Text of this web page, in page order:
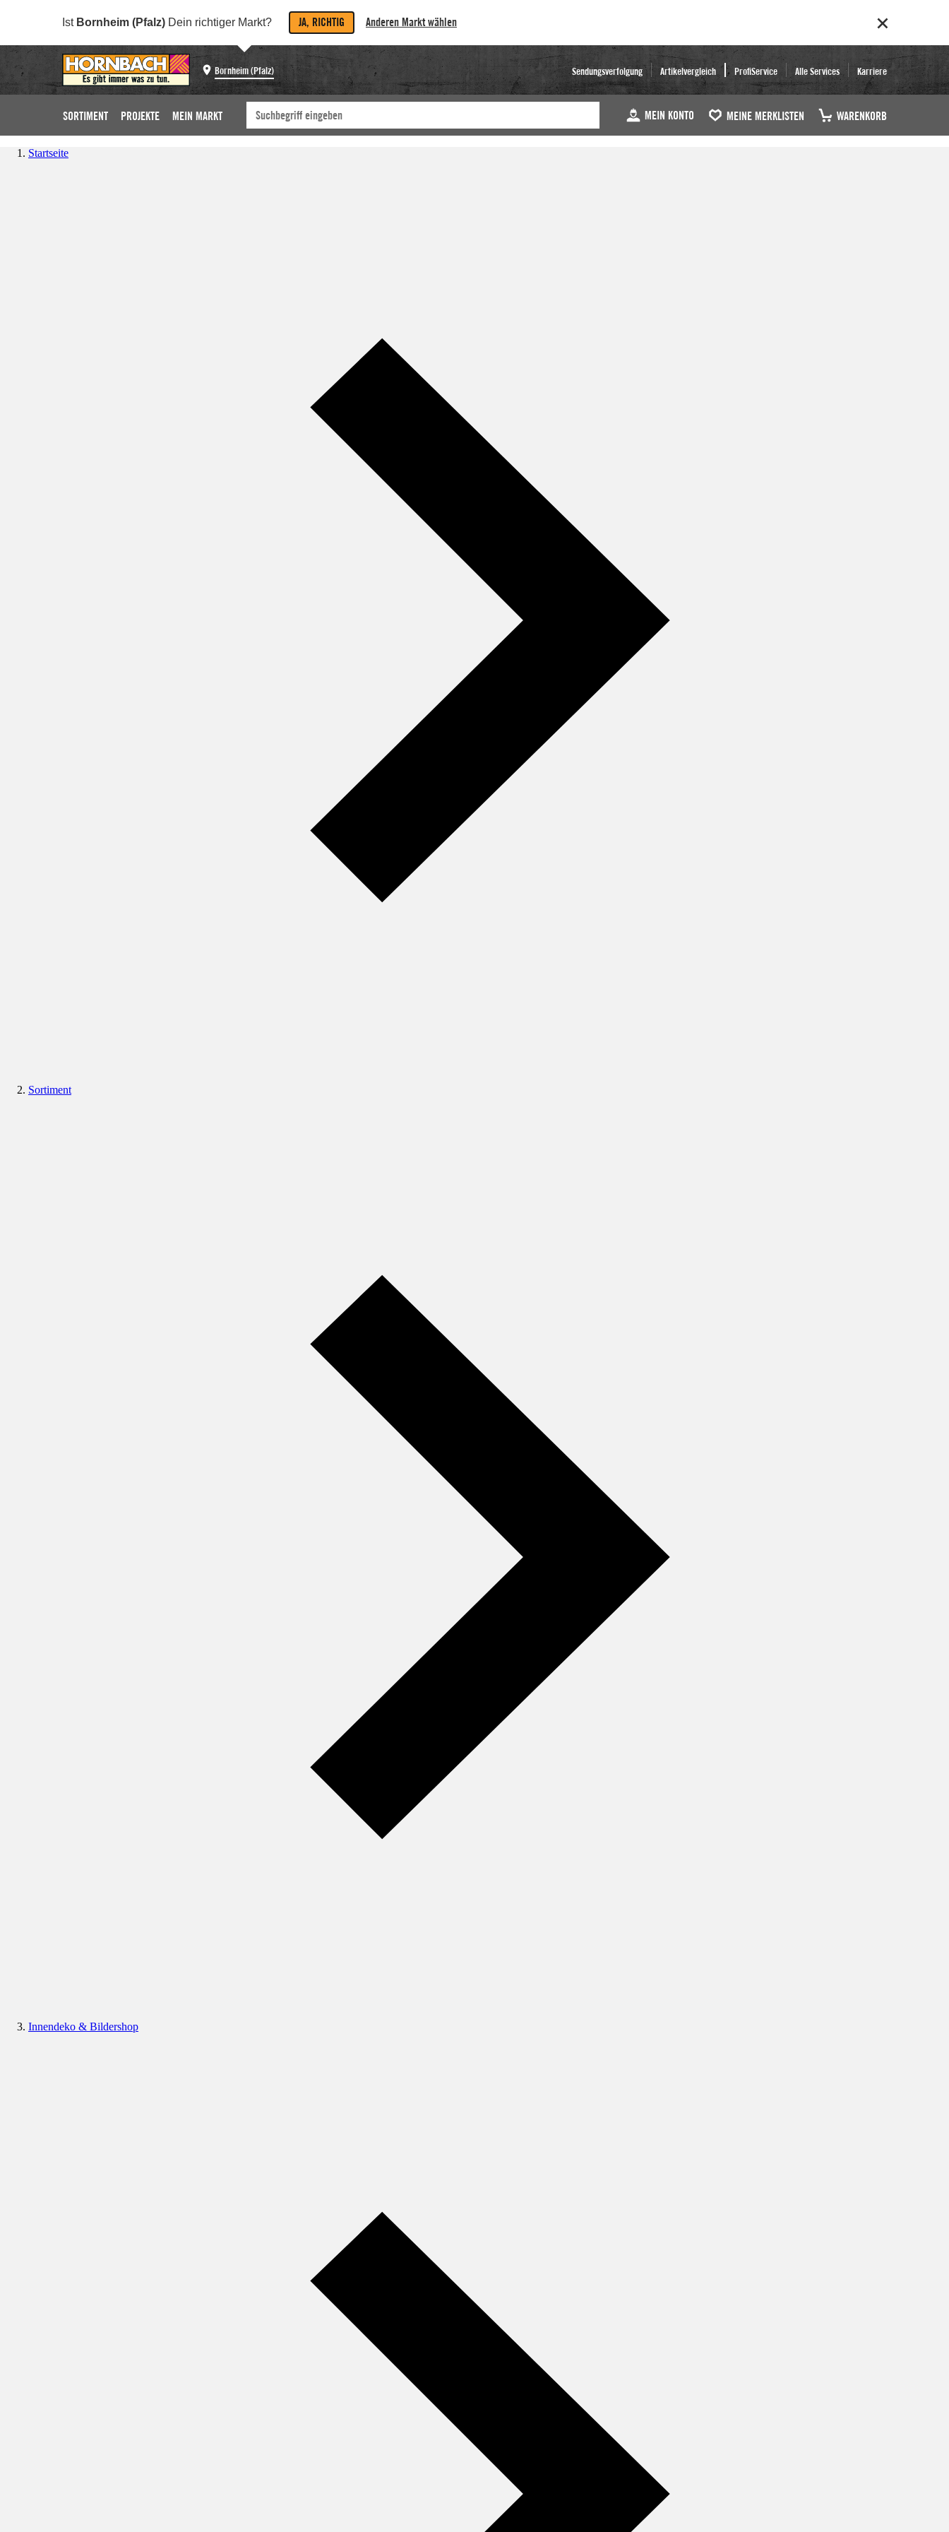
Ist Bornheim (Pfalz) Dein richtiger Markt? JA, RICHTIG Anderen Markt wählen
Bornheim (Pfalz) Sendungsverfolgung Artikelvergleich ProfiService Alle Services Karriere
SORTIMENT PROJEKTE MEIN MARKT MEIN KONTO MEINE MERKLISTEN WARENKORB
Startseite
Sortiment
Innendeko & Bildershop